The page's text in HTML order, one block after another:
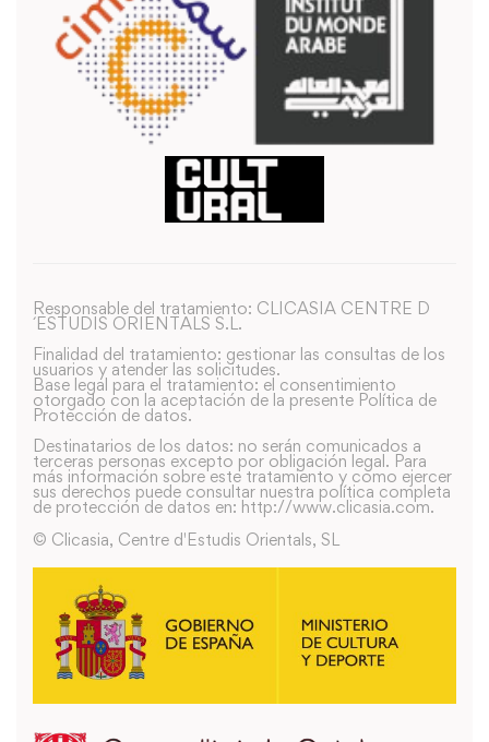
Responsable del tratamiento: CLICASIA CENTRE D
´ESTUDIS ORIENTALS S.L.
Finalidad del tratamiento: gestionar las consultas de los
usuarios y atender las solicitudes.
Base legal para el tratamiento: el consentimiento
otorgado con la aceptación de la presente Política de
Protección de datos.
Destinatarios de los datos: no serán comunicados a
terceras personas excepto por obligación legal. Para
más información sobre este tratamiento y como ejercer
sus derechos puede consultar nuestra política completa
de protección de datos en: http://www.clicasia.com.
© Clicasia, Centre d'Estudis Orientals, SL